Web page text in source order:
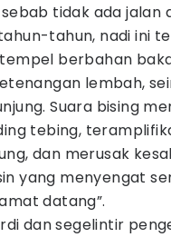
tidak ada jalan
tahun, nadi ini
berbahan
lembah,
Suara bising
tebing,
dan merusak
yang menyengat
datang”.
dan segelintir